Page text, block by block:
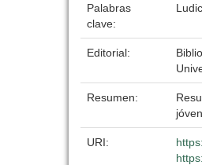
Palabras
clave:
Editorial:
Resumen:
URI: